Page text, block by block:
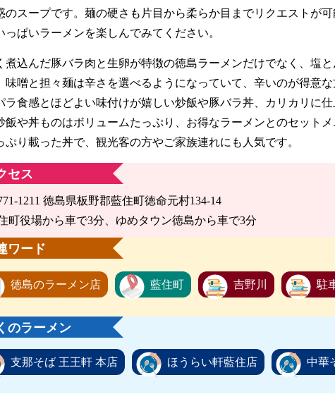
のスープです。麺の硬さも片目から柔らか目までリクエストが
っぱいラーメンを楽しんでみてください。
煮込んだ豚バラ肉と生卵が特徴の徳島ラーメンだけでなく、塩
味噌と担々麺は辛さを選べるようになっていて、辛いのが得意
ラ食感とほどよい味付けが嬉しい炒飯や豚バラ丼、カリカリに
飯や丼ものはボリュームたっぷり、お得なラーメンとのセット
ぷり載った丼で、観光客の方やご家族連れにも人気です。
セス
1211 徳島県板野郡藍住町徳命元村134-14
町役場から車で3分、ゆめタウン徳島から車で3分
ワード
徳島のラーメン店 藍住町 吉野川 駐
のラーメン
支那そば 王王軒 本店 ほうらい軒藍住店 中華